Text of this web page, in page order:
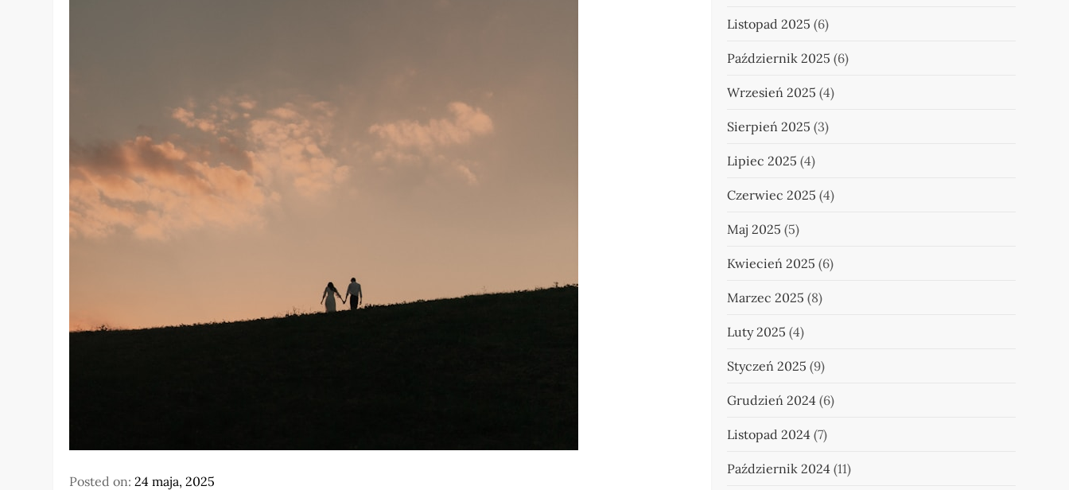
Posted on:24 maja, 2025
Listopad 2025 (6)
Październik 2025 (6)
Wrzesień 2025 (4)
Sierpień 2025 (3)
Lipiec 2025 (4)
Czerwiec 2025 (4)
Maj 2025 (5)
Kwiecień 2025 (6)
Marzec 2025 (8)
Luty 2025 (4)
Styczeń 2025 (9)
Grudzień 2024(6)
Listopad 2024(7)
Październik 2024(11)